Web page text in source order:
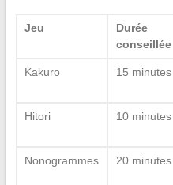
Jeu
Durée
conseillée
Kakuro 15 minutes
Hitori 10 minutes
Nonogrammes 20 minutes